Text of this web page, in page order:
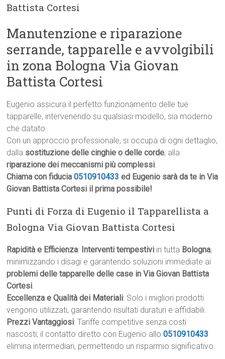
Battista Cortesi
Manutenzione e riparazione
serrande, tapparelle e avvolgibili
in zona Bologna Via Giovan
Battista Cortesi
Eugenio assicura il perfetto funzionamento delle tue
tapparelle, intervenendo su qualsiasi modello, sia moderno
che datato.
Con un approccio professionale, si occupa di ogni dettaglio,
dalla sostituzione delle cinghie o delle corde, alla
riparazione dei meccanismi più complessi.
Chiama con fiducia0510910433 ed Eugenio sarà da te in Via
Giovan Battista Cortesi il prima possibile!
Punti di Forza di Eugenio il Tapparellista a
Bologna Via Giovan Battista Cortesi
Rapidità e Efficienza: Interventi tempestivi in tutta Bologna,
minimizzando i disagi e garantendo soluzioni immediate ai
problemi delle tapparelle delle case in Via Giovan Battista
Cortesi.
Eccellenza e Qualità dei Materiali: Solo i migliori prodotti
vengono utilizzati, garantendo risultati duraturi e affidabili.
Prezzi Vantaggiosi: Tariffe competitive senza costi
nascosti; il contatto diretto con Eugenio allo0510910433
elimina intermediari, permettendo un risparmio significativo.